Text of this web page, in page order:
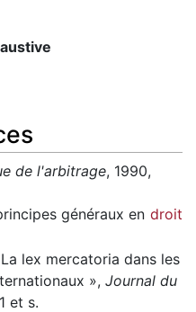
de l'arbitrage, 1990,
généraux en droit
lex mercatoria dans les
», Journal du
et s.